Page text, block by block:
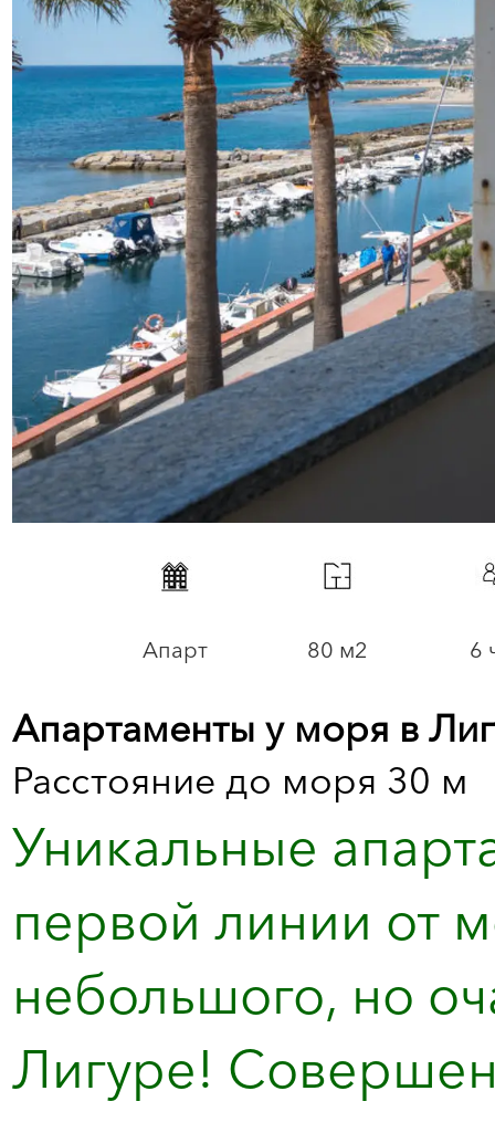
Апарт 80 м2 6
Апартаменты у моря в
Расстояние до моря 30 м
Уникальные
первой линии от
небольшого, но
Лигуре!